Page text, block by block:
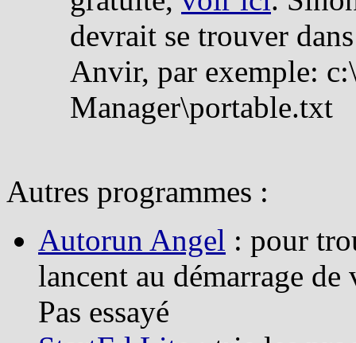
devrait se trouver
Anvir, par exemple:
Manager\portable.txt
Autres programmes :
Autorun Angel : pour
lancent au démarrage
Pas essayé